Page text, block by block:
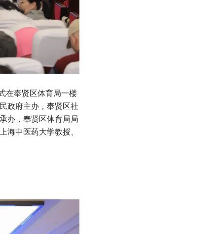
奉贤区体育局一楼
政府主办，奉贤区社
办，奉贤区体育局局
中医药大学教授、